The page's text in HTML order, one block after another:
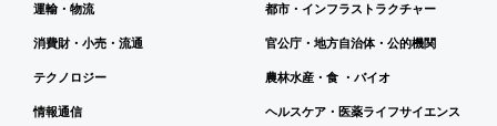
運輸・物流
消費財・小売・流通
テクノロジー
情報通信
都市・インフラストラクチャー
官公庁・地方自治体・公的機関
農林水産・食 ・バイオ
ヘルスケア・医薬ライフサイエンス